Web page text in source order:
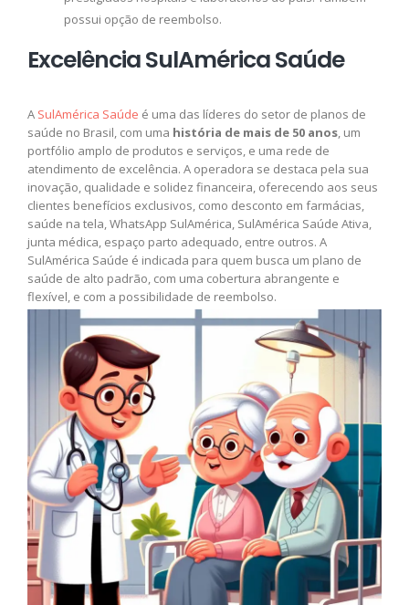
possui opção de reembolso.
Excelência SulAmérica Saúde
A SulAmérica Saúde é uma das líderes do setor de planos de
saúde no Brasil, com uma história de mais de 50 anos, um
portfólio amplo de produtos e serviços, e uma rede de
atendimento de excelência. A operadora se destaca pela sua
inovação, qualidade e solidez financeira, oferecendo aos seus
clientes benefícios exclusivos, como desconto em farmácias,
saúde na tela, WhatsApp SulAmérica, SulAmérica Saúde Ativa,
junta médica, espaço parto adequado, entre outros. A
SulAmérica Saúde é indicada para quem busca um plano de
saúde de alto padrão, com uma cobertura abrangente e
flexível, e com a possibilidade de reembolso.